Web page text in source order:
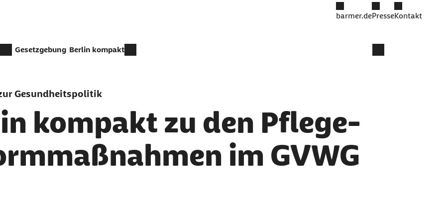
barmer.dePresseKontakt
Gesetzgebung Berlin kompakt
Gesundheitspolitik
kompakt zu den Pflege-
im GVWG
als